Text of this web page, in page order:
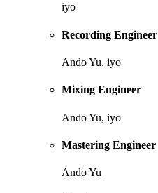
iyo
Recording Engineer
Ando Yu, iyo
Mixing Engineer
Ando Yu, iyo
Mastering Engineer
Ando Yu